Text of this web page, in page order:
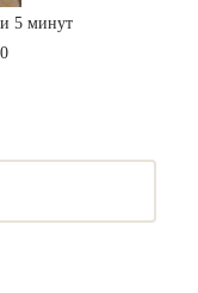
5 минут